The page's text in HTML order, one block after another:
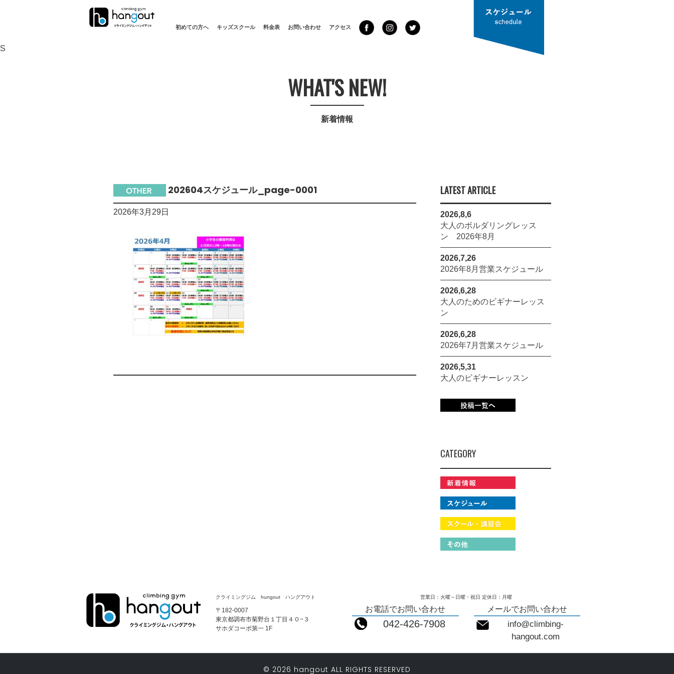
初めての方へ キッズスクール 料金表 お問い合わせ アクセス
S
WHAT'S NEW!
新着情報
202604スケジュール_page-0001
2026年3月29日
LATEST ARTICLE
2026,8,6
大人のボルダリングレッス
ン 2026年8月
2026,7,26
2026年8月営業スケジュール
2026,6,28
大人のためのビギナーレッス
ン
2026,6,28
2026年7月営業スケジュール
2026,5,31
大人のビギナーレッスン
CATEGORY
クライミングジム hungout ハングアウト
〒182-0007
東京都調布市菊野台１丁目４０−３
サホダコーポ第一 1F
営業日：火曜～日曜・祝日 定休日：月曜
お電話でお問い合わせ
042-426-7908
メールでお問い合わせ
info@climbing-
hangout.com
© 2026 hangout ALL RIGHTS RESERVED